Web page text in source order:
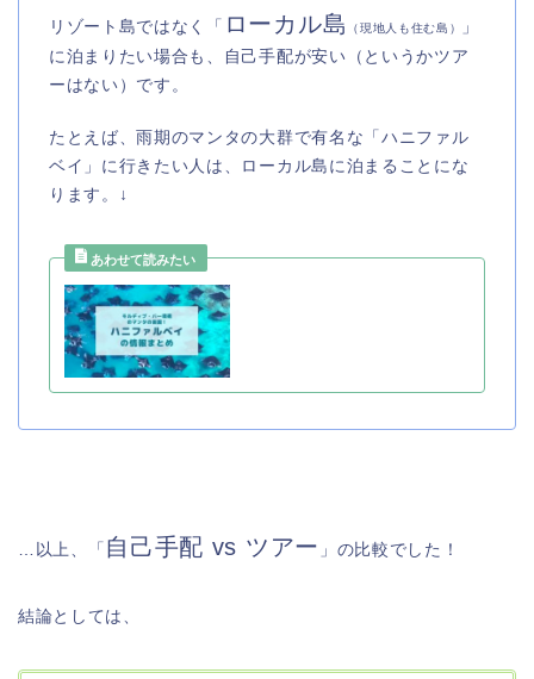
リゾート島ではなく「 ローカル島 （現地人も住む島）
」
に泊まりたい場合も、自己手配が安い（というかツア
ーはない）です。
たとえば、雨期のマンタの大群で有名な「ハニファル
ベイ」に行きたい人は、ローカル島に泊まることにな
ります。↓
…以上、「 自己手配 vs ツアー 」の比較でした！
結論としては、